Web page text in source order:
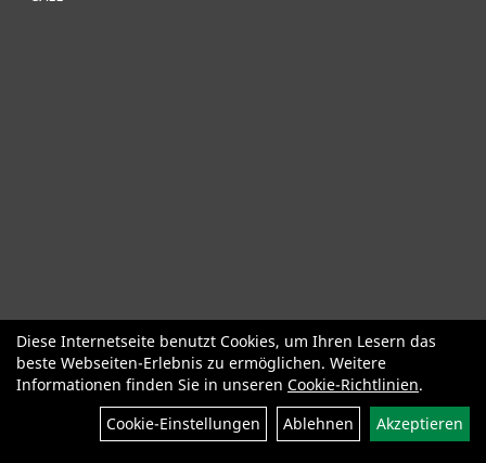
Fahrräder Gute gebrauchte Fahrräder
Roller + Laufräder
Fahrradzubehör
Fahrradteile
Bekleidung Helme Schuhe
SALE
Neuheiten
Diese Internetseite benutzt Cookies, um Ihren Lesern das
beste Webseiten-Erlebnis zu ermöglichen. Weitere
Informationen finden Sie in unseren Cookie-Richtlinien.
Cookie-Einstellungen
Ablehnen Akzeptieren